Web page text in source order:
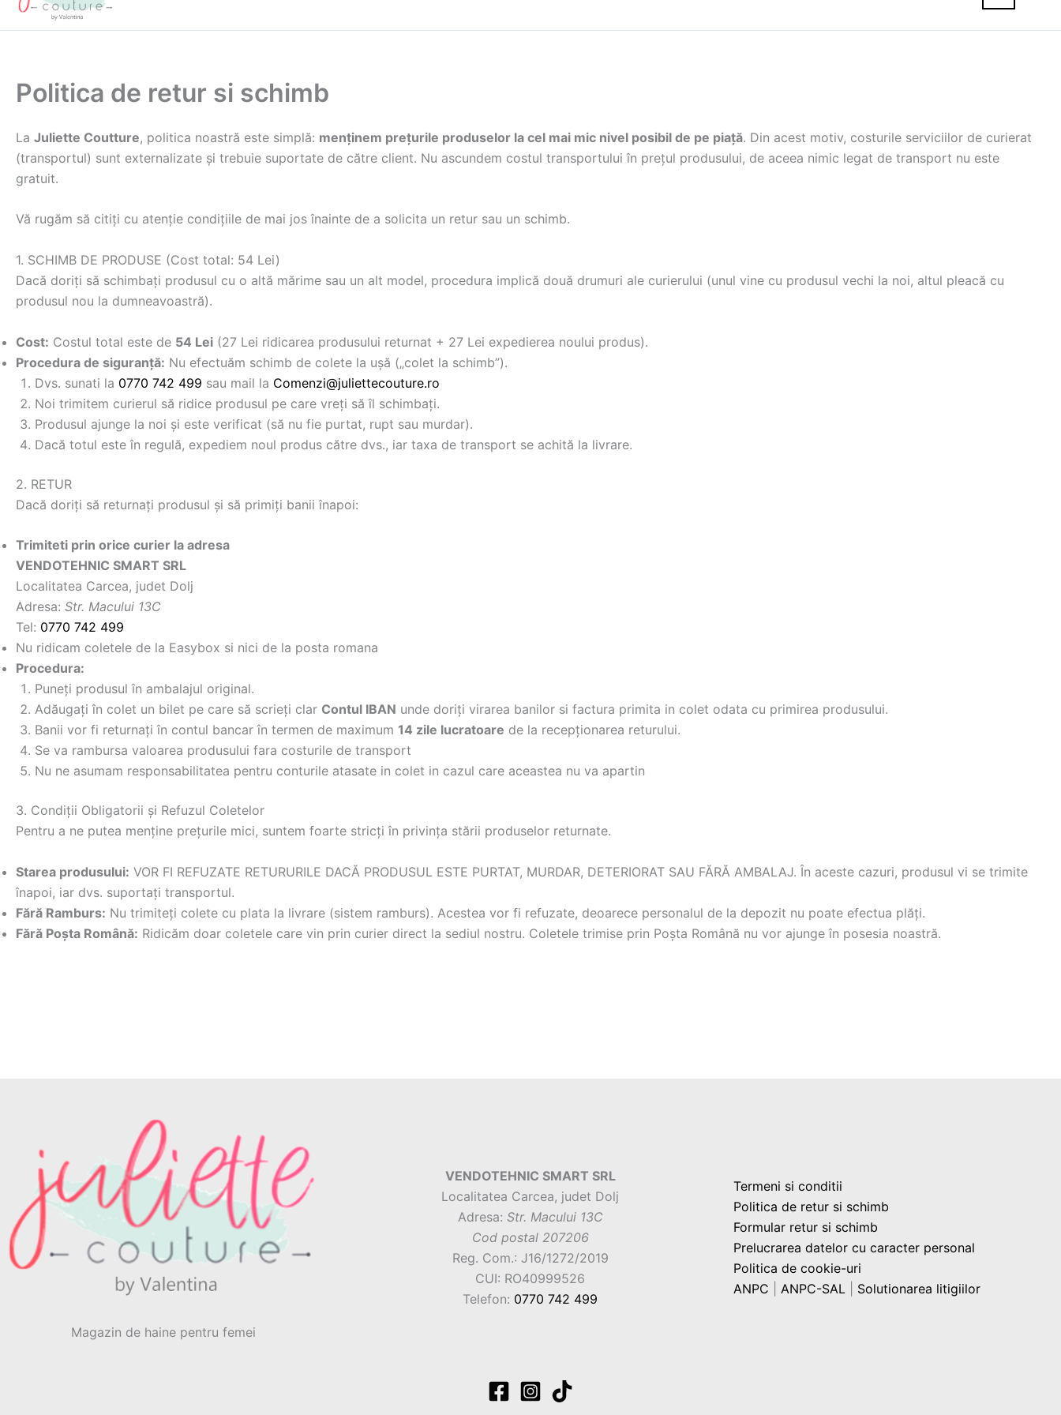
Politica de retur si schimb
La Juliette Coutture, politica noastră este simplă: menținem prețurile produselor la cel mai mic nivel posibil de pe piață. Din acest motiv, costurile serviciilor de curierat
(transportul) sunt externalizate și trebuie suportate de către client. Nu ascundem costul transportului în prețul produsului, de aceea nimic legat de transport nu este
gratuit.
Vă rugăm să citiți cu atenție condițiile de mai jos înainte de a solicita un retur sau un schimb.
1. SCHIMB DE PRODUSE (Cost total: 54 Lei)
Dacă doriți să schimbați produsul cu o altă mărime sau un alt model, procedura implică două drumuri ale curierului (unul vine cu produsul vechi la noi, altul pleacă cu
produsul nou la dumneavoastră).
Cost: Costul total este de 54 Lei (27 Lei ridicarea produsului returnat + 27 Lei expedierea noului produs).
Procedura de siguranță: Nu efectuăm schimb de colete la ușă („colet la schimb”).
Dvs. sunati la 0770 742 499 sau mail la Comenzi@juliettecouture.ro
Noi trimitem curierul să ridice produsul pe care vreți să îl schimbați.
Produsul ajunge la noi și este verificat (să nu fie purtat, rupt sau murdar).
Dacă totul este în regulă, expediem noul produs către dvs., iar taxa de transport se achită la livrare.
2. RETUR
Dacă doriți să returnați produsul și să primiți banii înapoi:
Trimiteti prin orice curier la adresa
VENDOTEHNIC SMART SRL
Localitatea Carcea, judet Dolj
Adresa: Str. Macului 13C
Tel: 0770 742 499
Nu ridicam coletele de la Easybox si nici de la posta romana
Procedura:
Puneți produsul în ambalajul original.
Adăugați în colet un bilet pe care să scrieți clar Contul IBAN unde doriți virarea banilor si factura primita in colet odata cu primirea produsului.
Banii vor fi returnați în contul bancar în termen de maximum 14 zile lucratoare de la recepționarea returului.
Se va rambursa valoarea produsului fara costurile de transport
Nu ne asumam responsabilitatea pentru conturile atasate in colet in cazul care aceastea nu va apartin
3. Condiții Obligatorii și Refuzul Coletelor
Pentru a ne putea menține prețurile mici, suntem foarte stricți în privința stării produselor returnate.
Starea produsului: VOR FI REFUZATE RETURURILE DACĂ PRODUSUL ESTE PURTAT, MURDAR, DETERIORAT SAU FĂRĂ AMBALAJ. În aceste cazuri, produsul vi se trimite
înapoi, iar dvs. suportați transportul.
Fără Ramburs: Nu trimiteți colete cu plata la livrare (sistem ramburs). Acestea vor fi refuzate, deoarece personalul de la depozit nu poate efectua plăți.
Fără Poșta Română: Ridicăm doar coletele care vin prin curier direct la sediul nostru. Coletele trimise prin Poșta Română nu vor ajunge în posesia noastră.
Magazin de haine pentru femei
VENDOTEHNIC SMART SRL
Localitatea Carcea, judet Dolj
Adresa: Str. Macului 13C
Cod postal 207206
Reg. Com.: J16/1272/2019
CUI: RO40999526
Telefon: 0770 742 499
Termeni si conditii
Politica de retur si schimb
Formular retur si schimb
Prelucrarea datelor cu caracter personal
Politica de cookie-uri
ANPC
ANPC-SAL Solutionarea litigiilor